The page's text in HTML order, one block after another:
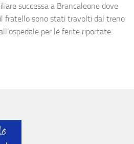
successa a Brancaleone dove
fratello sono stati travolti dal treno
per le ferite riportate.